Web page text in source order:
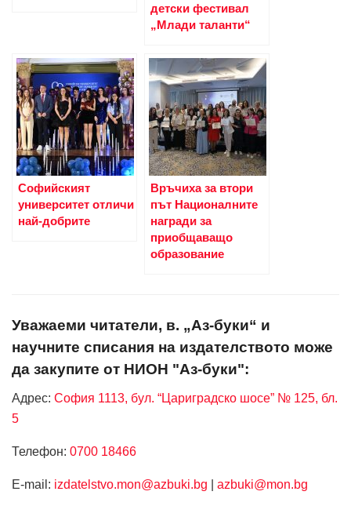
детски фестивал
„Млади таланти“
Софийският
университет отличи
най-добрите
Връчиха за втори
път Националните
награди за
приобщаващо
образование
Уважаеми читатели, в. „Аз-буки“ и
научните списания на издателството може
да закупите от НИОН "Аз-буки":
Адрес: София 1113, бул. “Цариградско шосе” № 125, бл.
5
Телефон: 0700 18466
Е-mail: izdatelstvo.mon@azbuki.bg azbuki@mon.bg